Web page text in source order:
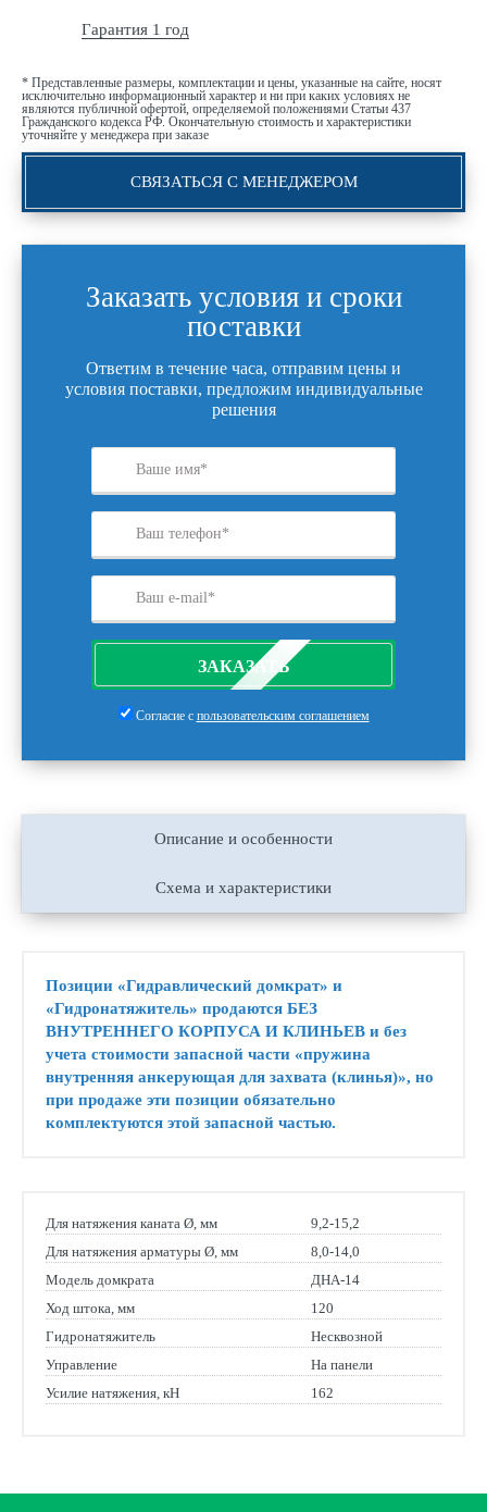
Гарантия 1 год
* Представленные размеры, комплектации и цены, указанные на сайте, носят
исключительно информационный характер и ни при каких условиях не
являются публичной офертой, определяемой положениями Статьи 437
Гражданского кодекса РФ. Окончательную стоимость и характеристики
уточняйте у менеджера при заказе
СВЯЗАТЬСЯ С МЕНЕДЖЕРОМ
Заказать условия и сроки
поставки
Ответим в течение часа, отправим цены и
условия поставки, предложим индивидуальные
решения
ЗАКАЗАТЬ
Согласие с пользовательским соглашением
Описание и особенности
Схема и характеристики
Позиции «Гидравлический домкрат» и
«Гидронатяжитель» продаются БЕЗ
ВНУТРЕННЕГО КОРПУСА И КЛИНЬЕВ и без
учета стоимости запасной части «пружина
внутренняя анкерующая для захвата (клинья)», но
при продаже эти позиции обязательно
комплектуются этой запасной частью.
Для натяжения каната Ø, мм
9,2-15,2
Для натяжения арматуры Ø, мм
8,0-14,0
Модель домкрата
ДНА-14
Ход штока, мм
120
Гидронатяжитель
Несквозной
Управление
На панели
Усилие натяжения, кН
162